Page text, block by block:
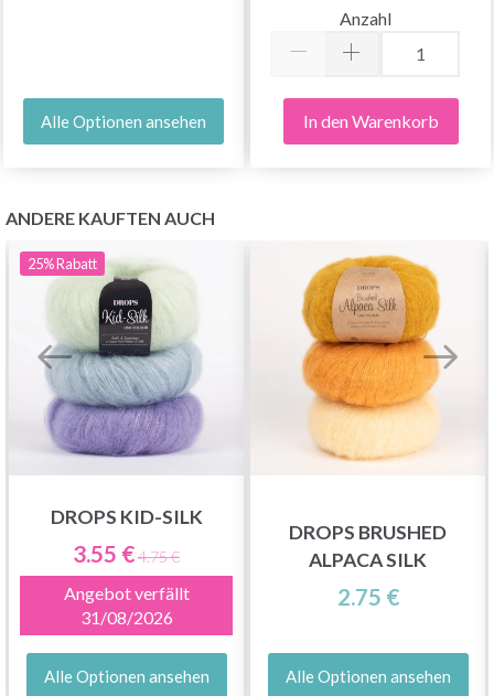
Alle Optionen ansehen
Anzahl
In den Warenkorb
ANDERE KAUFTEN AUCH
25%Rabatt
DROPS KID-SILK
3.55 €4.75 €
Angebot verfällt
31/08/2026
Alle Optionen ansehen
DROPS BRUSHED
ALPACA SILK
2.75 €
Alle Optionen ansehen